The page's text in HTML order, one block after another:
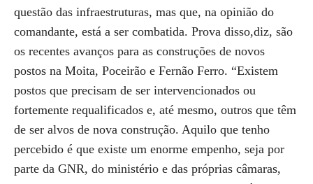
questão das infraestruturas, mas que, na opinião do
comandante, está a ser combatida. Prova disso,diz, são
os recentes avanços para as construções de novos
postos na Moita, Poceirão e Fernão Ferro. “Existem
postos que precisam de ser intervencionados ou
fortemente requalificados e, até mesmo, outros que têm
de ser alvos de nova construção. Aquilo que tenho
percebido é que existe um enorme empenho, seja por
parte da GNR, do ministério e das próprias câmaras,